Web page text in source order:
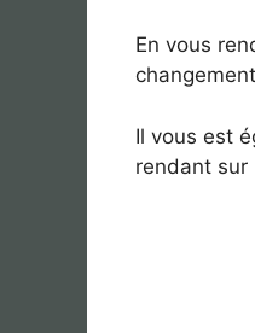
En vous
Il vous est
rendant sur